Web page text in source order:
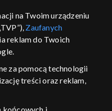
na Twoim urządzeniu
Zaufanych
reklam do Twoich
za pomocą technologii
treści oraz reklam,